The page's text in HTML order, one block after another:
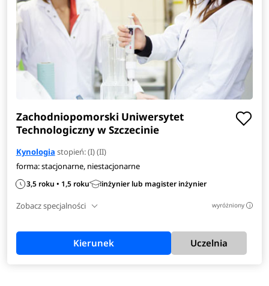
Zachodniopomorski Uniwersytet
Technologiczny w Szczecinie
Kynologia stopień: (I) (II)
forma: stacjonarne, niestacjonarne
3,5 roku • 1,5 roku inżynier lub magister inżynier
Zobacz specjalności wyróżniony i
Kierunek Uczelnia